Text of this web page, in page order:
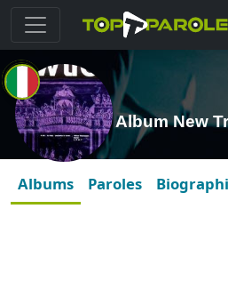
Album New
Albums Paroles